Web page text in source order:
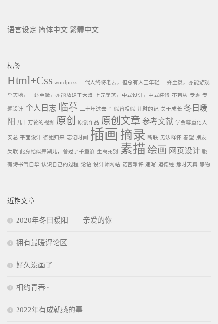
语言设定 简体中文 繁體中文
标签
Html+Css wordpress 一代人终将老去，但总有人正年轻 一蜂至微，亦能游观
乎天地，一虲至微，亦能放肆于大海 上元鉴筑，中式设计，中式装修 不盲从 专题 专
题设计 个人日志 临摹 二十年过去了 似曾相似 儿时的记 关于成长 冬日暖
阳
几十万赞的视频 原创 原创作品 原创文章 参考文献 学会尊重他人
安总 平面设计 御姐归来 忘记时间 插画 摘录 断联 无法释怀 春望 朋友
失联 此身恰似弄潮儿，曾过了千重浪 生离死别 素描 绘画 网页设计 腹
有诗书气自华 认识自己的过程 论语 设计师网站 诺言难许 速写 道德经 那时天真 静物
近期文章
2020年冬日暖阳——亲爱的你
拥有最暖评论区
好久没画了……
相约青春~
2022年有成就感的事